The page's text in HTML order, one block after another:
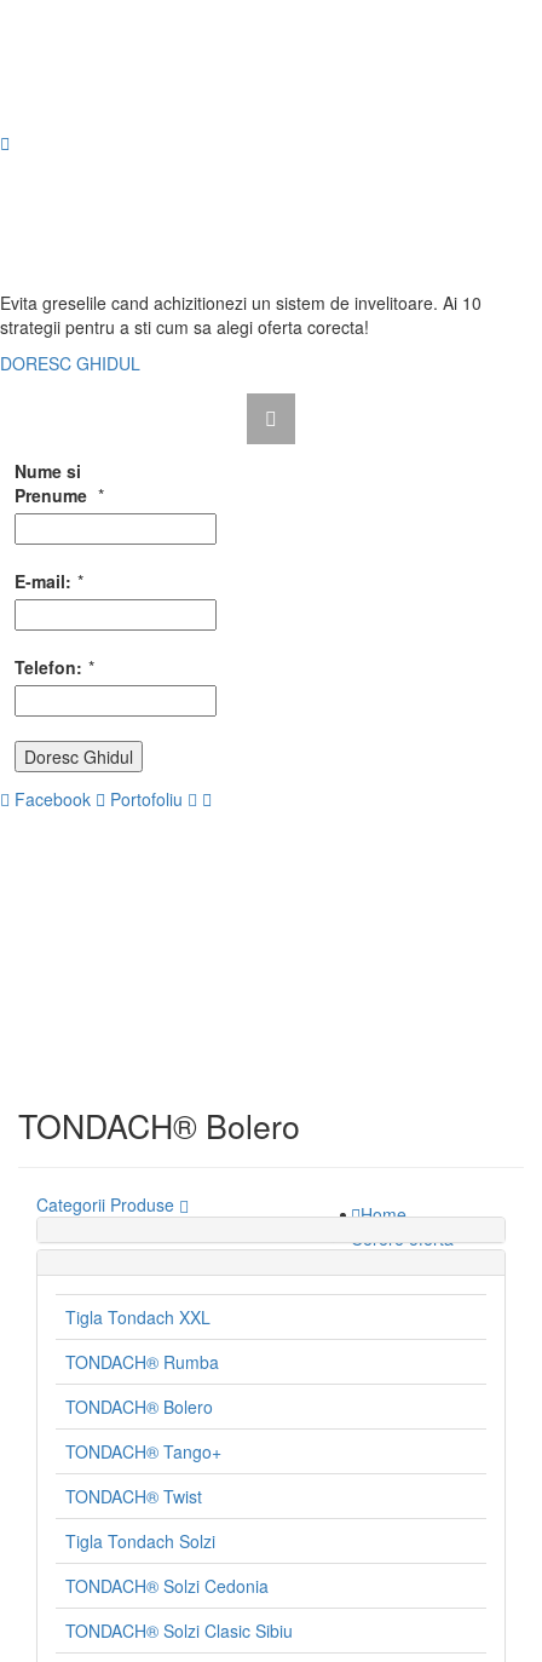
Evita greselile cand achizitionezi un sistem de invelitoare. Ai 10
strategii pentru a sti cum sa alegi oferta corecta!
DORESC GHIDUL
Nume si
Prenume *
E-mail: *
Telefon: *
Doresc Ghidul
Facebook
Portofoliu
Home
Cerere oferta
Alegeti tipul de acoperis
Sipca metalica gard calculator
Companie
Despre noi
Servicii
Politica de retur
Portofoliu
Portofoliu proiecte
Recenzii Clienti
Documentatii
Blog
Contact
TONDACH® Bolero
Categorii Produse
Tigla Tondach XXL
TONDACH® Rumba
TONDACH® Bolero
TONDACH® Tango+
TONDACH® Twist
Tigla Tondach Solzi
TONDACH® Solzi Cedonia
TONDACH® Solzi Clasic Sibiu